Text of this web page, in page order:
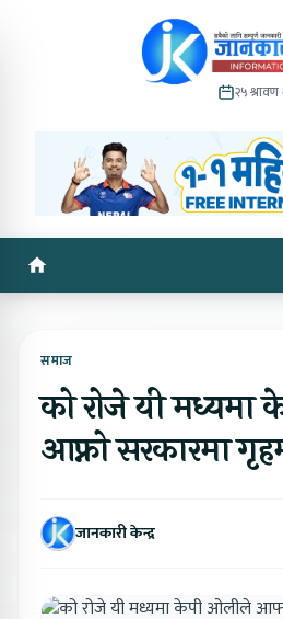
२५
समाज
को रोजे यी
आफ्नो सरकारमा
जानकारी केन्द्र